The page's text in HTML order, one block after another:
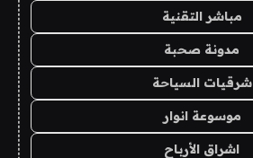
مباشر التقنية
مدونة صحبة
شرقيات السياحة
موسوعة انوار
اشراق الأرباح